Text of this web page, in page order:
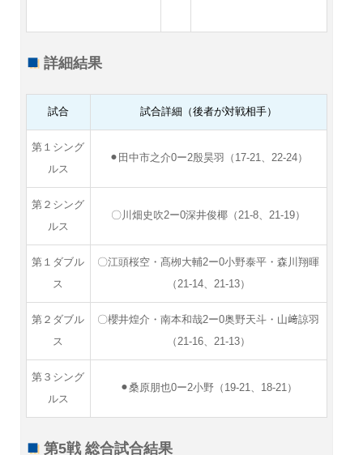
詳細結果
試合 試合詳細（後者が対戦相手）
第１シング
ルス
⚫︎田中市之介0ー2殷昊羽（17-21、22-24）
第２シング
ルス
〇川畑史吹2ー0深井俊椰（21-8、21-19）
第１ダブル
ス
〇江頭桜空・髙栁大輔2ー0小野泰平・森川翔暉
（21-14、21-13）
第２ダブル
ス
〇櫻井煌介・南本和哉2ー0奥野天斗・山﨑諒羽
（21-16、21-13）
第３シング
ルス
⚫︎桑原朋也0ー2小野（19-21、18-21）
第5戦 総合試合結果